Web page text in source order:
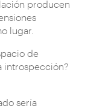
producen
lugar.
de
introspección?
sería